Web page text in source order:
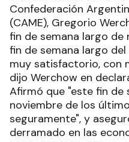
Confederación
(CAME), Gregorio
fin de semana largo
fin de semana largo
muy satisfactorio, con
dijo Werchow en
Afirmó que "este fin de
noviembre de los
seguramente", y
derramado en las